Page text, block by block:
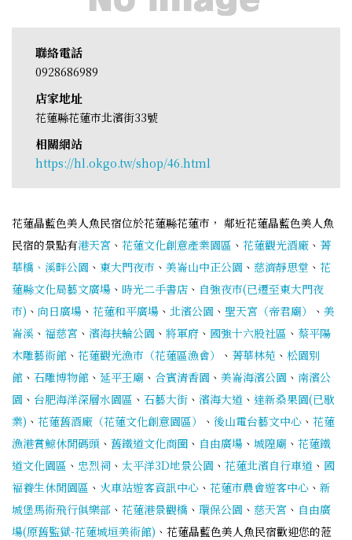
聯絡電話
0928686989
店家地址
花蓮縣花蓮市北濱街33號
相關網站
https://hl.okgo.tw/shop/46.html
花蓮晶藍色美人魚民宿位於花蓮縣花蓮市， 鄰近花蓮晶藍色美人魚
民宿的景點有港天宮 、 花蓮文化創意產業園區 、 花蓮觀光酒廠 、 菁
華橋、溪畔公園 、 東大門夜市 、 美崙山中正公園 、 慈濟靜思堂 、 花
蓮縣文化局藝文廣場 、 時光二手書店 、 自強夜市(已遷至東大門夜
市) 、 向日廣場 、 花蓮和平廣場 、 北濱公園 、 聖天宮（帝君廟） 、 美
崙溪 、 福慈宮 、 濱海扶輪公園 、 將軍府 、 國強十六股社區 、 蔡平陽
木雕藝術館 、 花蓮觀光漁市（花蓮區漁會） 、 菁華林苑 、 松園別
館 、 石雕博物館 、 延平王廟 、 合賓清香園 、 美崙海濱公園 、 南濱公
園 、 台肥海洋深層水園區 、 石藝大街 、 濱海大道 、 達新桑果園(已歇
業) 、 花蓮舊酒廠（花蓮文化創意園區） 、 後山電台藝文中心 、 花蓮
漁港賞鯨休閒碼頭 、 舊鐵道文化商圈 、 自由廣場 、 城隍廟 、 花蓮鐵
道文化園區 、 忠烈祠 、 太平洋3D地景公園 、 花蓮北濱自行車道 、 國
褔養生休閒園區 、 火車站遊客資訊中心 、 花蓮市農會遊客中心 、 新
城堡馬術飛行俱樂部 、 花蓮港景觀橋 、 環保公園 、 慈天宮 、 自由廣
場(原舊監獄-花蓮城垣美術館) 、花蓮晶藍色美人魚民宿歡迎您的蒞